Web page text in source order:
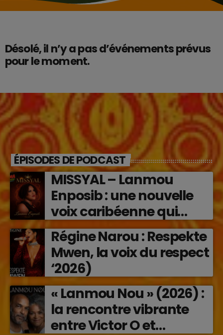
Désolé, il n’y a pas d’événements prévus
pour le moment.
ÉPISODES DE PODCAST
MISSYAL – Lanmou
Enposib : une nouvelle
voix caribéenne qui
transforme les émotions
en musique (2026)
Régine Narou : Respekte
Mwen, la voix du respect
‘2026)
« Lanmou Nou » (2026) :
la rencontre vibrante
entre Victor O et